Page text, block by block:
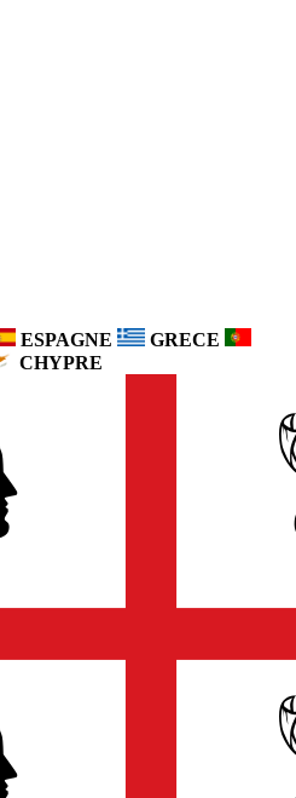
ESPAGNE
GRECE
CHYPRE